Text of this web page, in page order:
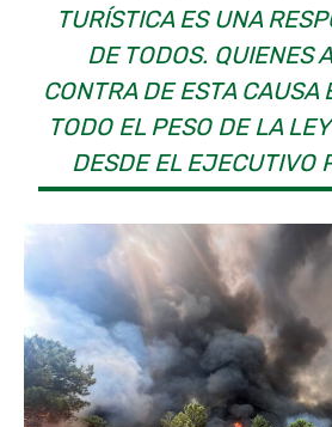
TURÍSTICA ES UNA
DE TODOS. QUIENES
CONTRA DE ESTA CAUSA
TODO EL PESO DE LA
DESDE EL EJECUTIVO